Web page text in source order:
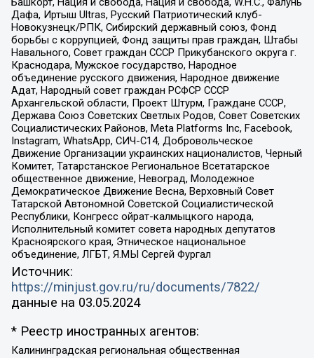
Дафа, Иртыш Ultras, Русский Патриотический клуб-
Новокузнецк/РПК, Сибирский державный союз, Фонд
борьбы с коррупцией, Фонд защиты прав граждан, Штабы
Навального, Совет граждан СССР Прикубанского округа г.
Краснодара, Мужское государство, Народное
объединение русского движения, Народное движение
Адат, Народный совет граждан РСФСР СССР
Архангельской области, Проект Штурм, Граждане СССР,
Держава Союз Советских Светлых Родов, Совет Советских
Социалистических Районов, Meta Platforms Inc, Facebook,
Instagram, WhatsApp, СИЧ-С14, Добровольческое
Движение Организации украинских националистов, Черный
Комитет, Татарстанское Региональное Всетатарское
общественное движение, Невоград, Молодежное
Демократическое Движение Весна, Верховный Совет
Татарской Автономной Советской Социалистической
Республики, Конгресс ойрат-калмыцкого народа,
Исполнительный комитет совета народных депутатов
Красноярского края, Этническое национальное
объединение, ЛГБТ, Я.МЫ Сергей Фургал
Источник:
https://minjust.gov.ru/ru/documents/7822/
данные на 03.05.2024
* Реестр иностранных агентов:
Калининградская региональная общественная организация "Экозащита!-Женсовет", Фонд содействия защите прав и свобод граждан "Общественный вердикт", Фонд "Институт Развития Свободы Информации", Частное учреждение "Информационное агентство МЕМО. РУ", Региональная общественная организация "Общественная комиссия по сохранению наследия академика Сахарова", Фонд поддержки свободы прессы, Санкт-Петербургская общественная правозащитная организация "Гражданский контроль", Межрегиональная общественная организация "Информационно-просветительский центр "Мемориал", Региональный Фонд "Центр Защиты Прав Средств Массовой Информации", с 05.12.2023 Фонд "Центр Защиты Прав Средств массовой информации", Региональная общественная благотворительная организация помощи беженцам и мигрантам "Гражданское содействие", Негосударственное образовательное учреждение дополнительного профессионального образования (повышение квалификации) специалистов "АКАДЕМИЯ ПО ПРАВАМ ЧЕЛОВЕКА", Свердловская региональная общественная организация "Сутяжник", Автономная некоммерческая организация "Центр независимых социологических исследований", Союз общественных объединений "Российский исследовательский центр по правам человека", Региональное общественное учреждение научно-информационный центр "МЕМОРИАЛ", Некоммерческая организация "Фонд защиты гласности", Автономная некоммерческая организация "Институт прав человека", Городская общественная организация "Екатеринбургское общество "МЕМОРИАЛ", Городская общественная организация "Рязанское историко-просветительское и правозащитное общество "Мемориал" (Рязанский Мемориал), Челябинский региональный орган общественной самодеятельности – женское общественное объединение "Женщины Евразии", Челябинский региональный орган общественной самодеятельности "Уральская правозащитная группа", Фонд содействия защите здоровья и социальной справедливости имени Андрея Рылькова, Автономная Некоммерческая Организация "Аналитический Центр Юрия Левады", Автономная некоммерческая организация социальной поддержки населения "Проект Апрель", Региональная общественная организация помощи женщинам и детям, находящимся в кризисной ситуации "Информационно-методический центр "Анна", Фонд содействия развитию массовых коммуникаций и правовому просвещению "Так-так-Так", Фонд содействия устойчивому развитию "Серебряная тайга", Свердловский региональный общественный фонд социальных проектов "Новое время", "Idel.Реалии", Кавказ.Реалии, Крым.Реалии, Телеканал Настоящее Время, Татаро-башкирская служба Радио Свобода (Azatliq Radiosi), Радио Свободная Европа/Радио Свобода (PCE/PC), "Сибирь.Реалии", "Фактограф", Благотворительный фонд помощи осужденным и их семьям, Автономная некоммерческая организация "Институт глобализации и социальных движений", Фонд "В защиту прав заключенных", Частное учреждение "Центр поддержки и содействия развитию средств массовой информации", Пензенский региональный общественный благотворительный фонд "Гражданский союз", "Север.Реалии", Некоммерческая организация Фонд "Правовая инициатива", Общество с ограниченной ответственностью "Радио Свободная Европа/Радио Свобода", Чешское информационное агентство "MEDIUM-ORIENT", Красноярская региональная общественная организация "Мы против СПИДа", Камалягин Денис Николаевич, Маркелов Сергей Евгеньевич, Пономарев Лев Александрович, Савицкая Людмила Алексеевна, Автономная некоммерческая организация "Центр по работе с проблемой насилия "НАСИЛИЮ.НЕТ", Межрегиональный профессиональный союз работников здравоохранения "Альянс врачей", Юридическое лицо, зарегистрированное в Латвийской Республике, SIA "Medusa Project" (регистрационный номер 40103797863, дата регистрации 10.06.2014), Некоммерческая организация "Фонд по борьбе с коррупцией", Автономная некоммерческая организация "Институт права и публичной политики", Баданин Роман Сергеевич, Гликин Максим Александрович, Железнова Мария Михайловна, Лукьянова Юлия Сергеевна, Маетная Елизавета Витальевна, Маняхин Петр Борисович, Чуракова Ольга Владимировна, Ярош Юлия Петровна, Юридическое лицо "The Insider SIA", зарегистрированное в Риге, Латвийская Республика (дата регистрации 26.06.2015), являющееся администратором доменного имени интернет-издания "The Insider SIA", https://theins.ru, Постернак Алексей Евгеньевич, Рубин Михаил Аркадьевич, Анин Роман Александрович, Юридическое лицо Istories fonds, зарегистрированное в Латвийской Республике (регистрационный номер 50008295751, дата регистрации 24.02.2020), Великовский Дмитрий Александрович, Долинина Ирина Николаевна, Мароховская Алеся Алексеевна, Шлейнов Роман Юрьевич, Шмагун Олеся Валентиновна, Общество с ограниченной ответственностью "Альтаир 2021", Общество с ограниченной ответственностью "Вега 2021", Общество с ограниченной ответственностью "Главный редактор 2021", Общество с ограниченной ответственностью "Ромашки монолит", Важенков Артем Валерьевич, Ивановская областная общественная организация "Центр гендерных исследований", Гурман Юрий Альбертович, Медиапроект "ОВД-Инфо", Егоров Владимир Владимирович, Жилинский Владимир Александрович, Общество с ограниченной ответственностью "ЗП", Иванова София Юрьевна, Карезина Инна Павловна, Кильтау Екатерина Викторовна, Петров Алексей Викторович, Пискунов Сергей Евгеньевич, Смирнов Сергей Сергеевич, Тихонов Михаил Сергеевич, Общество с ограниченной ответственностью "ЖУРНАЛИСТ-ИНОСТРАННЫЙ АГЕНТ", Арапова Галина Юрьевна, Вольтская Татьяна Анатольевна, Американская компания "Mason G.E.S. Anonymous Foundation" (США), являющаяся владельцем интернет-издания https://mnews.world/, Компания "Stichting Bellingcat", зарегистрированная в Нидерландах (дата регистрации 11.07.2018), Захаров Андрей Вячеславович, Клепиковская Екатерина Дмитриевна, Общество с ограниченной ответственностью "МЕМО", Перл Роман Александрович, Симонов Евгений Алексеевич, Соловьева Елена Анатольевна, Сотников Даниил Владимирович, Сурначева Елизавета Дмитриевна, Автономная некоммерческая организация по защите прав человека и информированию населения "Якутия – Наше Мнение", Общество с ограниченной ответственностью "Москоу диджитал медиа", с 26.01.2023 Общество с ограниченной ответственностью "Чайка Белые сады", Ветошкина Валерия Валерьевна, Заговора Максим Александрович, Межрегиональное общественное движение "Российская ЛГБТ - сеть", Оленичев Максим Владимирович, Павлов Иван Юрьевич, Скворцова Елена Сергеевна, Общество с ограниченной ответственностью "Как бы инагент", Кочетков Игорь Викторович, Общество с ограниченной ответственностью "Честные выборы", Еланчик Олег Александрович, Общество с ограниченной ответственностью "Нобелевский призыв", Гималова Регина Эмилевна, Григорьев Андрей Валерьевич, Григорьева Алина Александровна, Ассоциация по содействию защите прав призывников, альтернативнослужащих и военнослужащих "Правозащитная группа "Гражданин.Армия.Право", Хисамова Регина Фаритовна, Автономная некоммерческая организация по реализации социально-правовых программ "Лилит", Дальневосточное общественное движение "Маяк", Санкт-Петербургская ЛГБТ-инициативная группа "Выход", Инициативная группа ЛГБТ+ "Реверс", Алексеев Андрей Викторович, Бекбулатова Таисия Львовна, Беляев Иван Михайлович, Владыкина Елена Сергеевна, Гельман Марат Александрович, Никульшина Вероника Юрьевна, Толоконникова Надежда Андреевна, Шендерович Виктор Анатольевич, Общество с ограниченной ответственностью "Данное сообщение", Общество с ограниченной ответственностью Издательский дом "Новая глава", Айнбиндер Александра Александровна, Московский комьюнити-центр для ЛГБТ+инициатив, Благотворительный фонд развития филантропии, Deutsche Welle (Германия, Kurt-Schumacher-Strasse 3, 53113 Bonn), Борзунова Мария Михайловна, Воробьев Виктор Викторович, Голубева Анна Львовна, Константинова Алла Михайловна, Малкова Ирина Владимировна, Мурадов Мурад Абдулгалимович, Осетинская Елизавета Николаевна, Понасенков Евгений Николаевич, Ганапольский Матвей Юрьевич, Киселев Евгений Алексеевич, Борухович Ирина Григорьевна, Дремин Иван Тимофеевич, Дубровский Дмитрий Викторович, Красноярская региональная общественная организация поддержки и развития альтернативных образовательных технологий и межкультурных коммуникаций "ИНТЕРРА", Маяковская Екатерина Алексеевна, Фейгин Марк Захарович, Филимонов Андрей Викторович, Дзугкоева Регина Николаевна, Доброхотов Роман Александрович, Дудь Юрий Александрович, Елкин Сергей Владимирович, Кругликов Кирилл Игоревич, Сабунаева Мария Леонидовна, Семенов Алексей Владимирович, Шаинян Карен Багратович, Шульман Екатерина Михайловна, Асафьев Артур Валерьевич, Вахштайн Виктор Семенович, Венедиктов Алексей Алексеевич, Лушникова Екатерина Евгеньевна, Волков Леонид Михайлович, Невзоров Александр Глебович, Пархоменко Сергей Борисович, Сироткин Ярослав Николаевич, Кара-Мурза Владимир Владимирович, Баранова Наталья Владимировна, Гозман Леонид Яковлевич, Кагарлицкий Борис Юльевич, Климарев Михаил Валерьевич, Милов Владимир Станиславович, Автономная некоммерческая организация Краснодарский центр современного искусства "Типография", Моргенштерн Алишер Тагирович, Соболь Любовь Эдуардовна, Общество с ограниченной ответственностью "ЛИЗА НОРМ", Каспаров Гарри Кимович, Ходорковский Михаил Борисович, Общество с ограниченной ответственностью "Апрельские тезисы", Данилович Ирина Брониславовна, Кашин Олег Владимирович, Петров Николай Владимирович, Пивоваров Алексей Владимирович, Соколов Михаил Владимирович, Цветкова Юлия Владимировна, Чичваркин Евгений Александрович, Комитет против пыток/Команда против пыток, Общество с ограниченной ответственностью "Первый научный", Общество с ограниченной ответственностью "Вертолет и ко", Белоцерковская Вероника Борисовна, Кац Максим Евгеньевич, Лазарева Татьяна Юрьевна, Шаведдинов Руслан Табризович, Яшин Илья Валерьевич, Общество с ограниченной ответственностью "Иноагент ААВ", Алешковский Дмитрий Петрович, Альбац Евгения Марковна, Быков Дмитрий Львович, Галямина Юлия Евгеньевна, Лойко Сергей Леонидович, Мартынов Кирилл Константинович, Медведев Сергей Александрович, Крашенинников Федор Геннадиевич, Гордеева Катерина Вл